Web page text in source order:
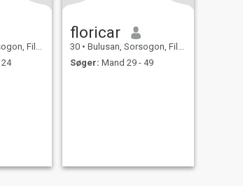
floricar
30 • Bulusan, Sorsogon, Filippinerne
Søger: Mand 29 - 49